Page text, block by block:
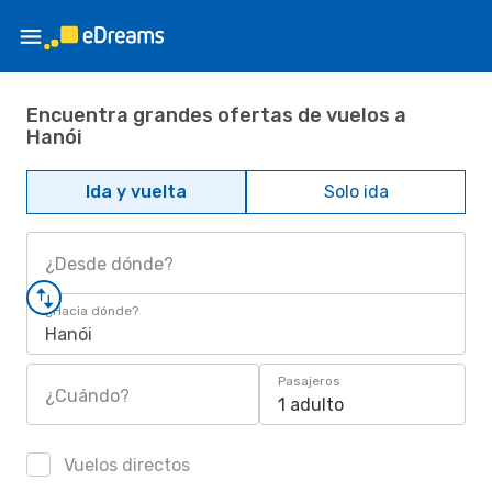
Encuentra grandes ofertas de vuelos a
Hanói
Ida y vuelta Solo ida
¿Desde dónde?
¿Hacia dónde?
Hanói
¿Cuándo?
Pasajeros
1 adulto
Vuelos directos